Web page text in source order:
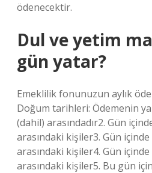
ödenecektir.
Dul ve yetim
gün yatar?
Emeklilik fonunuzun aylık
Doğum tarihleri: Ödemenin
(dahil) arasındadır2. Gün
arasındaki kişiler3. Gün
arasındaki kişiler4. Gün
arasındaki kişiler5. Bu gün